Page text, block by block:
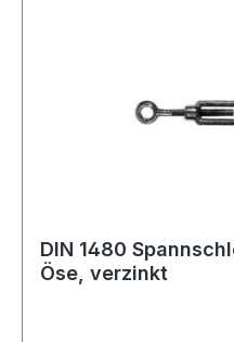
DIN 1480
Öse, verzinkt